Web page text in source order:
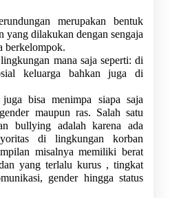
merupakan bentuk
yang dilakukan dengan sengaja
berkelompok.
mana saja seperti: di
keluarga bahkan juga di
bisa menimpa siapa saja
maupun ras. Salah satu
bullying adalah karena ada
di lingkungan korban
misalnya memiliki berat
yang terlalu kurus , tingkat
gender hingga status